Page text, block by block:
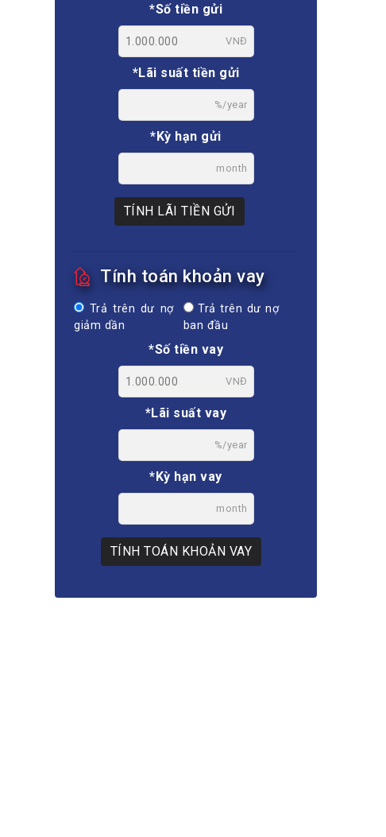
*Số tiền gửi
VNĐ
*Lãi suất tiền gửi
%/year
*Kỳ hạn gửi
month
TÍNH LÃI TIỀN GỬI
Tính toán khoản vay
Trả trên dư nợ
giảm dần
Trả trên dư nợ
ban đầu
*Số tiền vay
VNĐ
*Lãi suất vay
%/year
*Kỳ hạn vay
month
TÍNH TOÁN KHOẢN VAY